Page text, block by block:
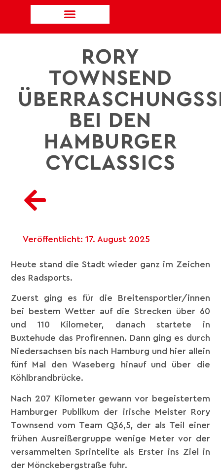
RORY
TOWNSEND
BEI DEN
HAMBURGER
CYCLASSICS
Veröffentlicht: 17. August 2025
Heute stand die Stadt wieder ganz im Zeichen
des Radsports.
Zuerst ging es für die Breitensportler/innen
bei bestem Wetter auf die Strecken über 60
und 110 Kilometer, danach startete in
Buxtehude das Profirennen. Dann ging es durch
Niedersachsen bis nach Hamburg und hier allein
fünf Mal den Waseberg hinauf und über die
Köhlbrandbrücke.
Nach 207 Kilometer gewann vor begeistertem
Hamburger Publikum der irische Meister Rory
Townsend vom Team Q36,5, der als Teil einer
frühen Ausreißergruppe wenige Meter vor der
versammelten Sprintelite als Erster ins Ziel in
der Mönckebergstraße fuhr.